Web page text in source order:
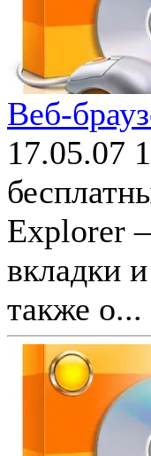
Веб-
17.05.07
Explorer
вкладки
также о...